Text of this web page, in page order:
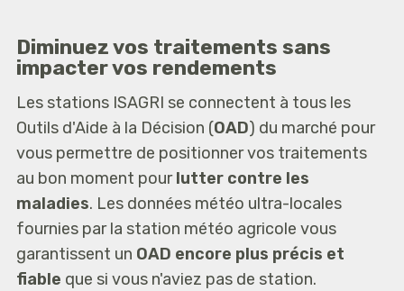
Diminuez vos traitements sans
impacter vos rendements
Les stations ISAGRI se connectent à tous les
Outils d'Aide à la Décision (OAD) du marché pour
vous permettre de positionner vos traitements
au bon moment pourlutter contre les
maladies. Les données météo ultra-locales
fournies par la station météo agricole vous
garantissent un OAD encore plus précis et
fiable que si vous n'aviez pas de station.